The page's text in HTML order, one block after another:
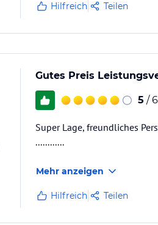
Hilfreich Teilen
Gutes Preis
5 / 6
Super Lage, freundliches
............
Mehr anzeigen
Hilfreich Teilen